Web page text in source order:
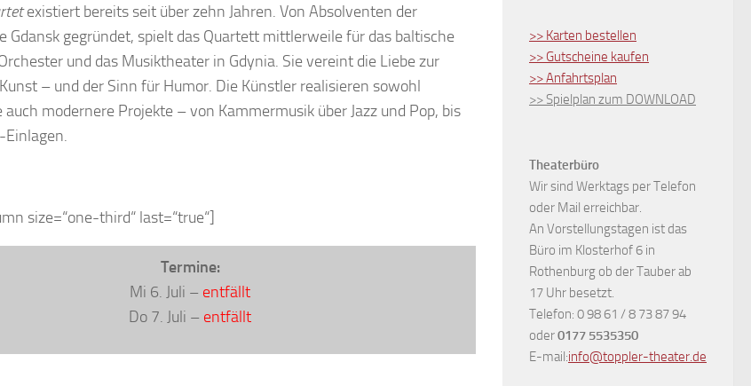
existiert bereits seit über zehn Jahren. Von Absolventen der
Gdansk gegründet, spielt das Quartett mittlerweile für das baltische
und das Musiktheater in Gdynia. Sie vereint die Liebe zur
– und der Sinn für Humor. Die Künstler realisieren sowohl
auch modernere Projekte – von Kammermusik über Jazz und Pop, bis
Einlagen.
size=“one-third“ last=“true“]
Termine:
Mi 6. Juli – entfällt
Do 7. Juli – entfällt
>> Karten bestellen
>> Gutscheine kaufen
>> Anfahrtsplan
>> Spielplan zum DOWNLOAD
Theaterbüro
Wir sind Werktags per Telefon
oder Mail erreichbar.
An Vorstellungstagen ist das
Büro im Klosterhof 6 in
Rothenburg ob der Tauber ab
17 Uhr besetzt.
Telefon: 0 98 61 / 8 73 87 94
oder0177 5535350
E-mail:info@toppler-theater.de